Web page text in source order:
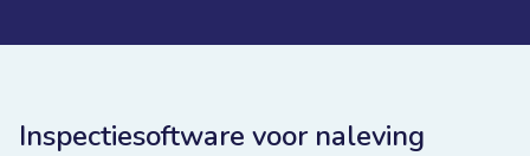
Inspectiesoftware voor naleving